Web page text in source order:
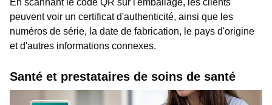
En scannant le code QR sur l'emballage, les clients
peuvent voir un certificat d'authenticité, ainsi que les
numéros de série, la date de fabrication, le pays d'origine
et d'autres informations connexes.
Santé et prestataires de soins de santé